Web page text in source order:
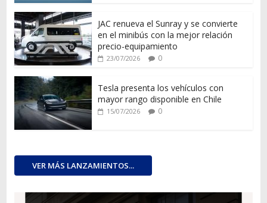
JAC renueva el Sunray y se convierte
en el minibús con la mejor relación
precio-equipamiento
23/07/2026 0
Tesla presenta los vehículos con
mayor rango disponible en Chile
15/07/2026 0
VER MÁS LANZAMIENTOS...